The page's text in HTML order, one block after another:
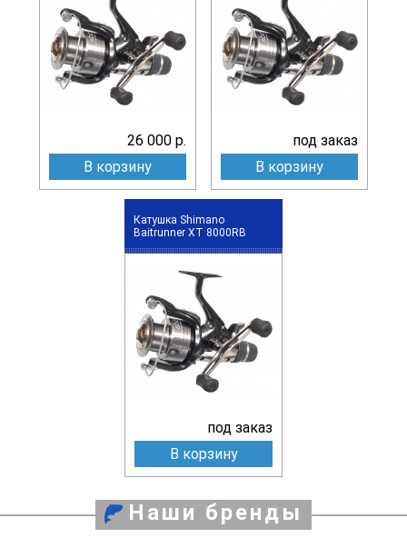
26 000 р.
В корзину
под заказ
В корзину
Катушка Shimano
Baitrunner XT 8000RB
под заказ
В корзину
Наши бренды